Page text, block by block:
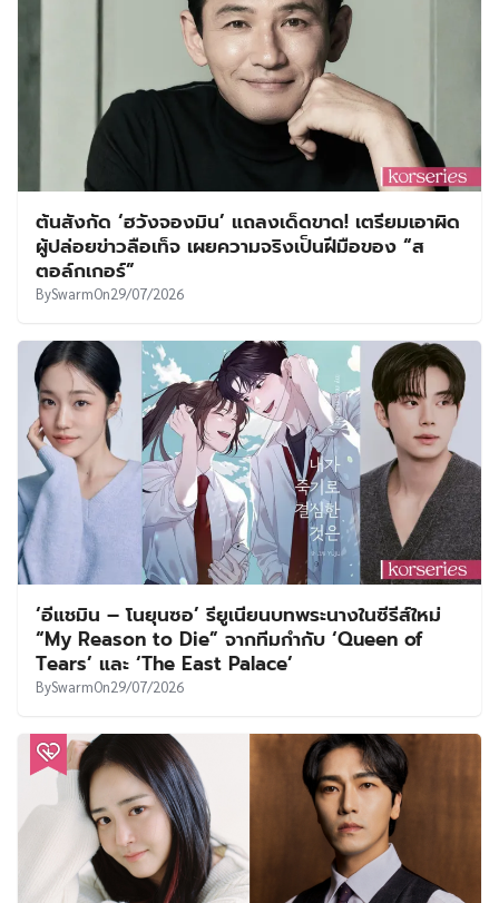
ต้นสังกัด ‘ฮวังจองมิน’ แถลงเด็ดขาด! เตรียมเอาผิด
ผู้ปล่อยข่าวลือเท็จ เผยความจริงเป็นฝีมือของ “ส
ตอล์กเกอร์”
BySwarmOn29/07/2026
‘อีแชมิน – โนยุนซอ’ รียูเนียนบทพระนางในซีรีส์ใหม่
“My Reason to Die” จากทีมกำกับ ‘Queen of
Tears’ และ ‘The East Palace’
BySwarmOn29/07/2026